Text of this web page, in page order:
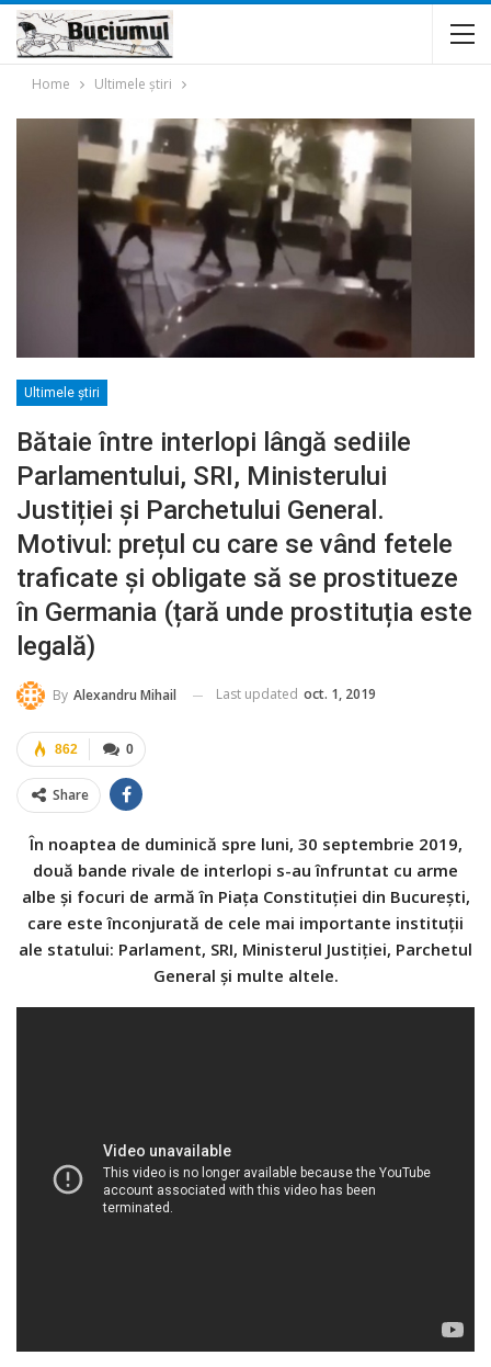
Home Ultimele ştiri
Ultimele ştiri
Bătaie între interlopi lângă sediile
Parlamentului, SRI, Ministerului
Justiției și Parchetului General.
Motivul: prețul cu care se vând fetele
traficate și obligate să se prostitueze
în Germania (țară unde prostituția este
legală)
By Alexandru Mihail Last updated oct. 1, 2019
0
862
Share
În noaptea de duminică spre luni, 30 septembrie 2019,
două bande rivale de interlopi s-au înfruntat cu arme
albe și focuri de armă în Piața Constituției din București,
care este înconjurată de cele mai importante instituții
ale statului: Parlament, SRI, Ministerul Justiției, Parchetul
General și multe altele.